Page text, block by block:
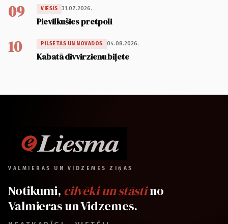
09 VIESIS 31.07.2026.
Pievilkušies pretpoli
10 PILSĒTĀS UN NOVADOS 04.08.2026.
Kabatā divvirzienu biļete
VALMIERAS UN VIDZEMES ZIŅAS
Notikumi, cilvēki un stāstino
Valmieras un Vidzemes.